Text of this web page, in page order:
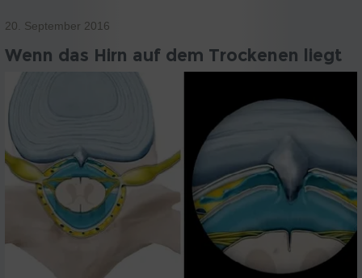
20. September 2016
Wenn das Hirn auf dem Trockenen liegt